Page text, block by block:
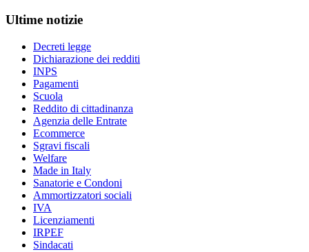
Ultime notizie
Decreti legge
Dichiarazione dei redditi
INPS
Pagamenti
Scuola
Reddito di cittadinanza
Agenzia delle Entrate
Ecommerce
Sgravi fiscali
Welfare
Made in Italy
Sanatorie e Condoni
Ammortizzatori sociali
IVA
Licenziamenti
IRPEF
Sindacati